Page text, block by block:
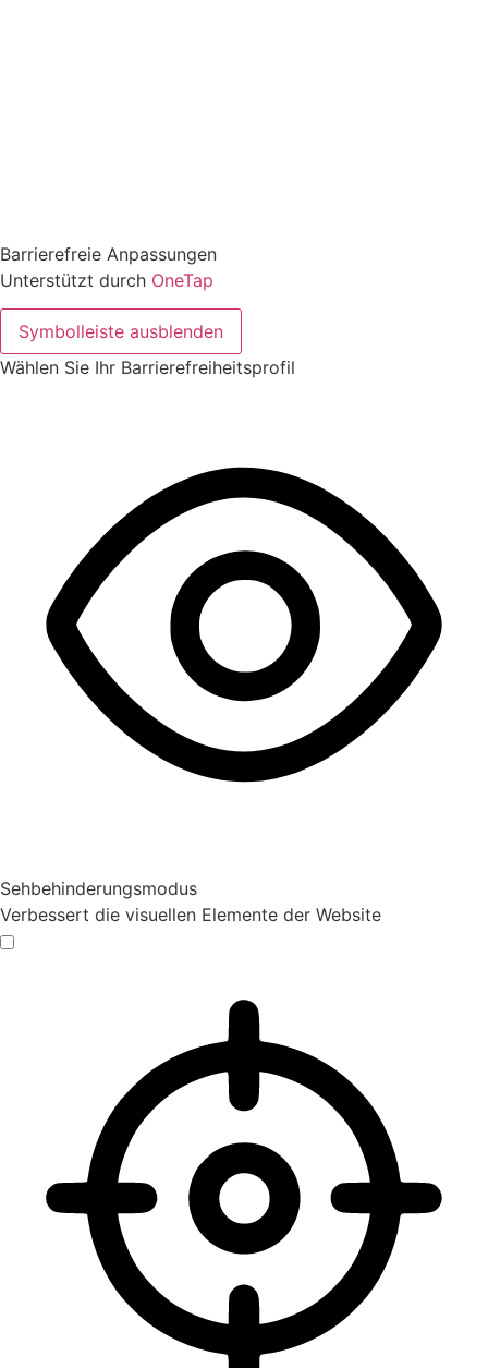
Barrierefreie Anpassungen
Unterstützt durch OneTap
Symbolleiste ausblenden
Wählen Sie Ihr Barrierefreiheitsprofil
Sehbehinderungsmodus
Verbessert die visuellen Elemente der Website